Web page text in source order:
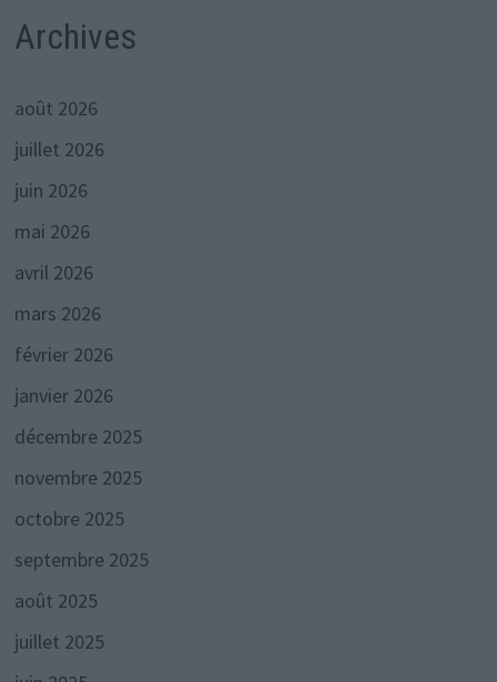
Archives
août 2026
juillet 2026
juin 2026
mai 2026
avril 2026
mars 2026
février 2026
janvier 2026
décembre 2025
novembre 2025
octobre 2025
septembre 2025
août 2025
juillet 2025